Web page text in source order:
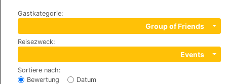
Gastkategorie:
Group of Friends
Reisezweck:
Events
Sortiere nach:
Bewertung
Datum